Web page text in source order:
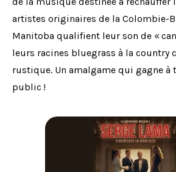
artistes originaires de la Colombie-
Manitoba qualifient leur son de «
leurs racines bluegrass à la country
rustique. Un amalgame qui gagne à
public !